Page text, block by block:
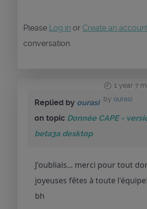
Please Log in or Create an
conversation.
1 year 7
by ourasi
Replied by ourasi
on topic Donnée CAPE -
beta3a desktop
J'oubliais... merci pour tout
joyeuses fêtes à toute l'équipe!
bh